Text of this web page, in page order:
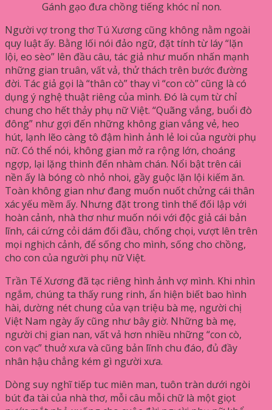
Gánh gạo đưa chồng tiếng khóc nỉ non.
Người vợ trong thơ Tú Xương cũng không nằm ngoài
quy luật ấy. Bằng lối nói đảo ngữ, đặt tính từ láy “lặn
lội, eo sèo” lên đầu câu, tác giả như muốn nhấn mạnh
những gian truân, vất vả, thử thách trên bước đường
đời. Tác giả gọi là “thân cò” thay vì “con cò” cũng là có
dụng ý nghệ thuật riêng của mình. Đó là cụm từ chỉ
chung cho hết thảy phụ nữ Việt. “Quãng vắng, buổi đò
đông” như gợi đến những không gian vắng vẻ, heo
hút, lạnh lẽo càng tô đậm hình ảnh lẻ loi của người phụ
nữ. Có thể nói, không gian mở ra rộng lớn, choáng
ngợp, lại lặng thinh đến nhàm chán. Nổi bật trên cái
nền ấy là bóng cò nhỏ nhoi, gầy guộc lặn lội kiếm ăn.
Toàn không gian như đang muốn nuốt chửng cái thân
xác yếu mềm ấy. Nhưng đặt trong tình thế đối lập với
hoàn cảnh, nhà thơ như muốn nói với độc giả cái bản
lĩnh, cái cứng cỏi dám đối đầu, chống chọi, vượt lên trên
mọi nghịch cảnh, để sống cho mình, sống cho chồng,
cho con của người phụ nữ Việt.
Trần Tế Xương đã tạc riêng hình ảnh vợ mình. Khi nhìn
ngắm, chúng ta thấy rung rinh, ẩn hiện biết bao hình
hài, dường nét chung của vạn triệu bà mẹ, người chị
Việt Nam ngày ấy cũng như bây giờ. Những bà mẹ,
người chị gian nan, vất vả hơn nhiều những “con cò,
con vạc” thuở xưa và cũng bản lĩnh chu đáo, đủ đầy
nhân hậu chẳng kém gì người xưa.
Dòng suy nghĩ tiếp tuc miên man, tuôn tràn dưới ngòi
bút đa tài của nhà thơ, mỗi câu mỗi chữ là một giọt